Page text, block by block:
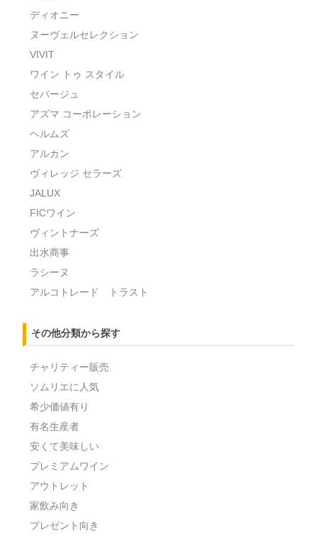
ディオニー
ヌーヴェルセレクション
VIVIT
ワイン トゥ スタイル
セパージュ
アズマ コーポレーション
ヘルムズ
アルカン
ヴィレッジ セラーズ
JALUX
FICワイン
ヴィントナーズ
出水商事
ラシーヌ
アルコトレード トラスト
その他分類から探す
チャリティー販売
ソムリエに人気
希少価値有り
有名生産者
安くて美味しい
プレミアムワイン
アウトレット
家飲み向き
プレゼント向き